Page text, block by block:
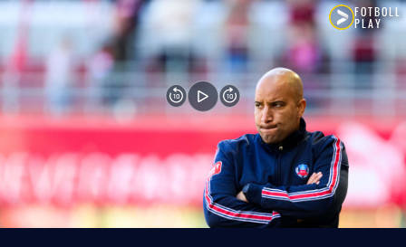
10 10
FOTBOLL
PLAY